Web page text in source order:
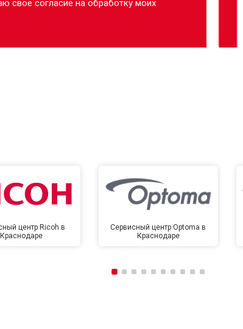
свое согласие на обработку моих
центр Ricoh в
Краснодаре
Сервисный центр Optoma в
Краснодаре